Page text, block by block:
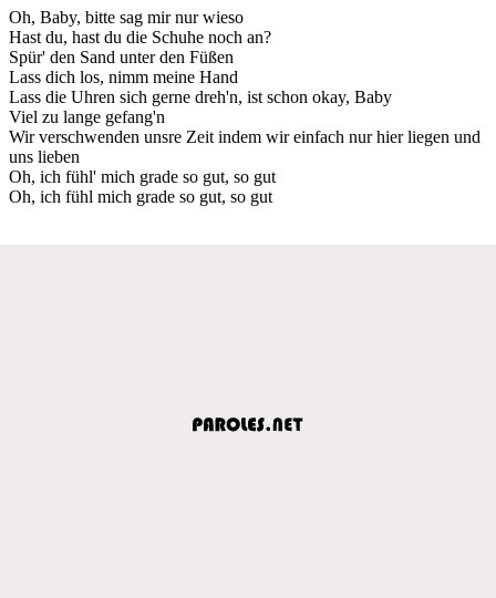
Oh, Baby, bitte sag mir nur wieso
Hast du, hast du die Schuhe noch an?
Spür' den Sand unter den Füßen
Lass dich los, nimm meine Hand
Lass die Uhren sich gerne dreh'n, ist schon okay, Baby
Viel zu lange gefang'n
Wir verschwenden unsre Zeit indem wir einfach nur hier liegen und
uns lieben
Oh, ich fühl' mich grade so gut, so gut
Oh, ich fühl mich grade so gut, so gut